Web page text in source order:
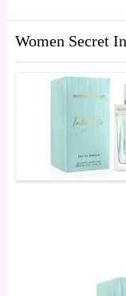
Women Secret